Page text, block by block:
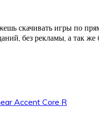
скачивать игры по
без рекламы, а так же